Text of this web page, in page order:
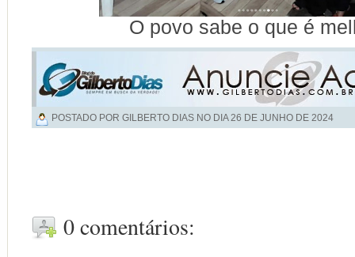
O povo sabe o que é
POSTADO POR GILBERTO DIAS NO DIA 26 DE JUNHO DE 2024
0 comentários: